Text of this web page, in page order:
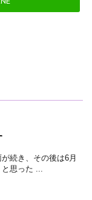
続き、その後は6月
と思った ...